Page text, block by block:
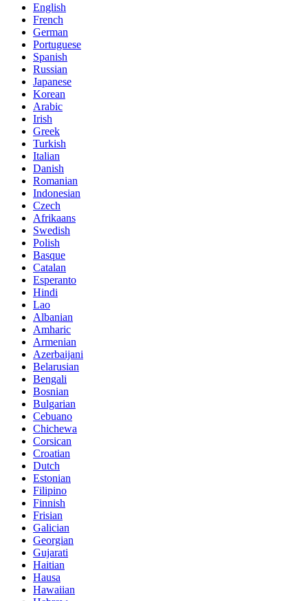
English
French
German
Portuguese
Spanish
Russian
Japanese
Korean
Arabic
Irish
Greek
Turkish
Italian
Danish
Romanian
Indonesian
Czech
Afrikaans
Swedish
Polish
Basque
Catalan
Esperanto
Hindi
Lao
Albanian
Amharic
Armenian
Azerbaijani
Belarusian
Bengali
Bosnian
Bulgarian
Cebuano
Chichewa
Corsican
Croatian
Dutch
Estonian
Filipino
Finnish
Frisian
Galician
Georgian
Gujarati
Haitian
Hausa
Hawaiian